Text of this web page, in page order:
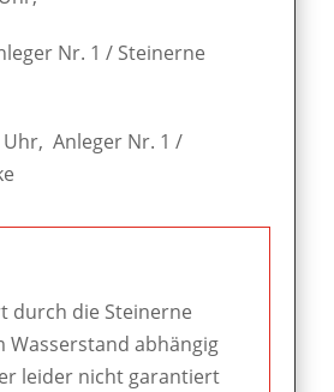
Nr. 1 / Steinerne
Uhr, Anleger Nr. 1 /
durch die Steinerne
Wasserstand abhängig
leider nicht garantiert